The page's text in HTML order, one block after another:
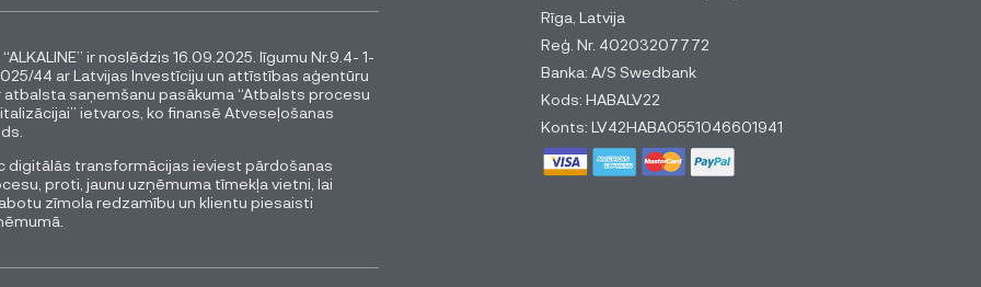
“ALKALINE” ir noslēdzis 16.09.2025. līgumu Nr.9.4- 1-
44 ar Latvijas Investīciju un attīstības aģentūru
atbalsta saņemšanu pasākuma “Atbalsts procesu
ietvaros, ko finansē Atveseļošanas
digitālās transformācijas ieviest pārdošanas
proti, jaunu uzņēmuma tīmekļa vietni, lai
zīmola redzamību un klientu piesaisti
Rīga, Latvija
Reģ. Nr. 40203207772
Banka: A/S Swedbank
Kods: HABALV22
Konts: LV42HABA0551046601941